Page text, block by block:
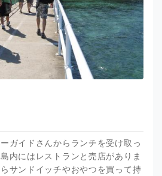
ガイドさんからランチを受け取っ
内にはレストランと売店がありま
サンドイッチやおやつを買って持